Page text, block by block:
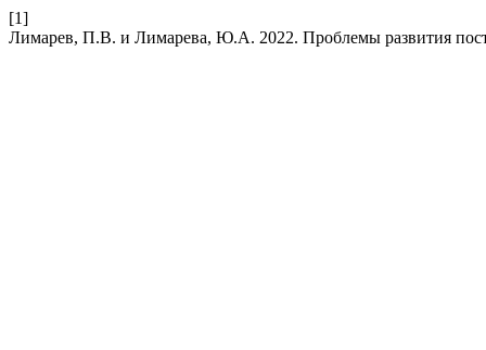
[1]
Лимарев, П.В. и Лимарева, Ю.А. 2022. Проблемы развития